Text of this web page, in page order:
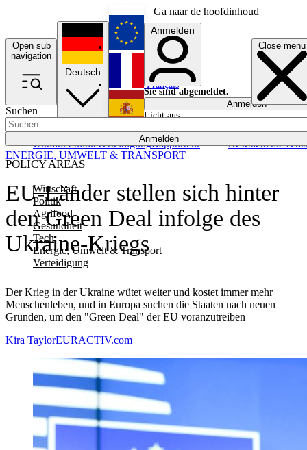
Ga naar de hoofdinhoud
Open sub
navigation
Close menu
Suchen
Anmelden
POLICY AREAS
Wirtschaft
Politik
Agrifood
Gesundheit
Tech
Energie, Umwelt & Transport
Verteidigung
UkrainePolitikVerteidigungRapporteur NewslettersEvents
Deutsch
English
Français
Anmelden
Sie sind abgemeldet.
Anmelden
Licht aus
EU-Länder stellen sich hinter
den Green Deal infolge des
Ukraine-Kriegs
Der Krieg in der Ukraine wütet weiter und kostet immer mehr
Menschenleben, und in Europa suchen die Staaten nach neuen
Gründen, um den "Green Deal" der EU voranzutreiben
ENERGIE, UMWELT & TRANSPORT
Kira TaylorEURACTIV.com